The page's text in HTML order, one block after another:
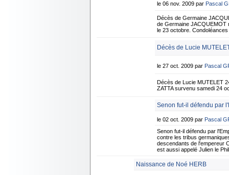
le 06 nov. 2009 par Pascal
Décès de Germaine
de Germaine JACQUEMOT
le 23 octobre.
Décès de Lucie
le 27 oct. 2009 par Pascal
Décès de Lucie MUTELET
ZATTA survenu samedi 24
Senon fut-il défendu par
le 02 oct. 2009 par Pascal
Senon fut-il défendu par
contre les tribus
descendants de l'empereur
est aussi appelé Julien le
Naissance de Noé HERB